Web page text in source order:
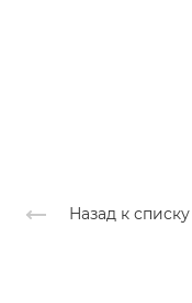
Назад к списку